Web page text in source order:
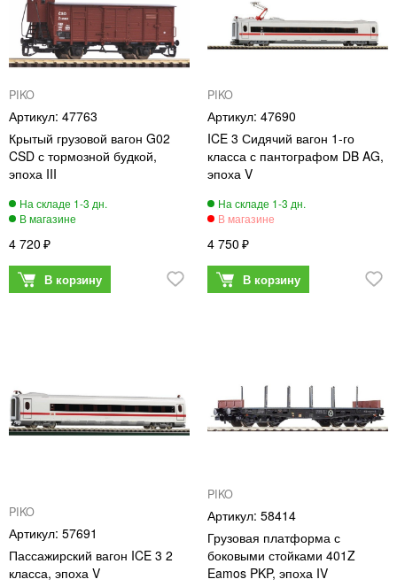
PIKO
47763
Крытый грузовой вагон G02
CSD с тормозной будкой,
эпоха III
4 720
PIKO
47690
ICE 3 Сидячий вагон 1-го
класса с пантографом DB AG,
эпоха V
4 750
PIKO
57691
Пассажирский вагон ICE 3 2
класса, эпоха V
PIKO
58414
Грузовая платформа с
боковыми стойками 401Z
Eamos PKP, эпоха IV